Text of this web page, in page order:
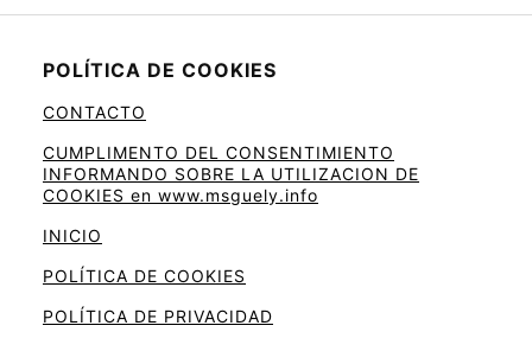
POLÍTICA DE COOKIES
CONTACTO
CUMPLIMENTO DEL CONSENTIMIENTO
INFORMANDO SOBRE LA UTILIZACION DE
COOKIES en www.msguely.info
INICIO
POLÍTICA DE COOKIES
POLÍTICA DE PRIVACIDAD